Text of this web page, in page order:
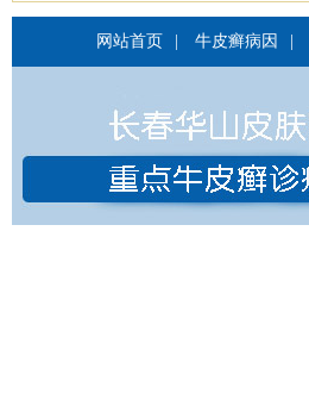
网站首页 牛皮癣病因